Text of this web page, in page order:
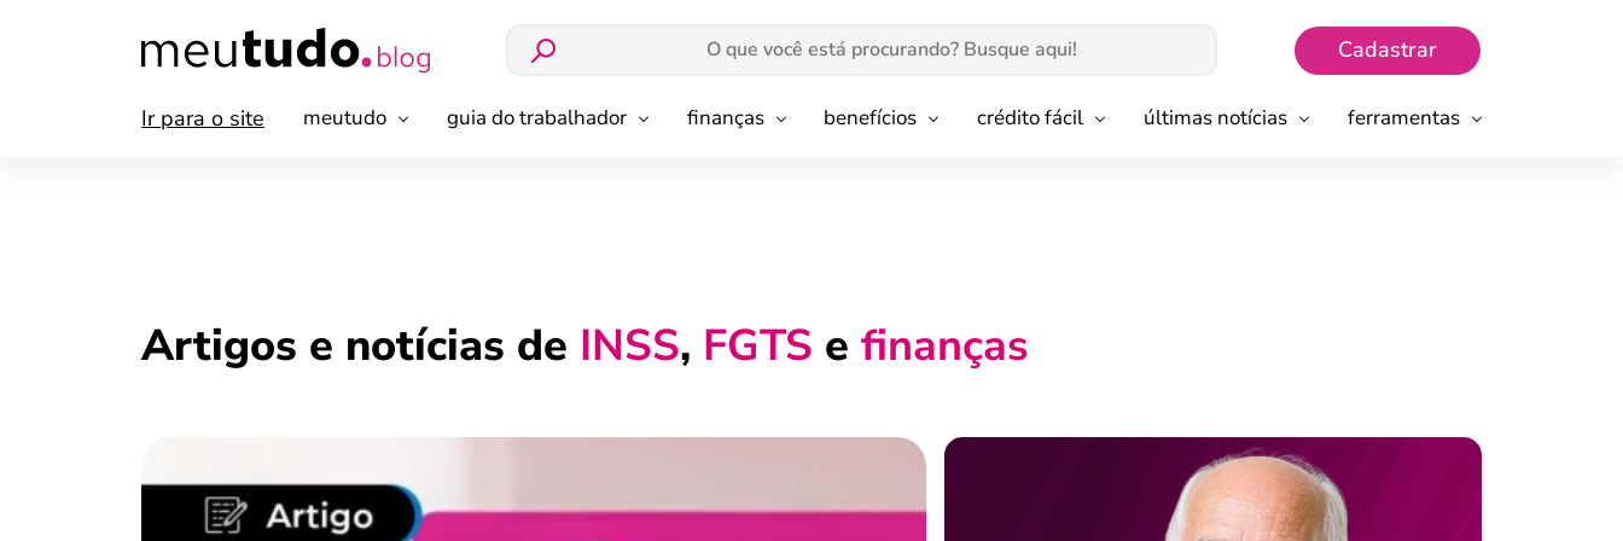
Cadastrar
Ir para o site meutudo guia do trabalhador finanças benefícios crédito fácil últimas notícias ferramentas
Artigos e notícias de INSS, FGTS e finanças